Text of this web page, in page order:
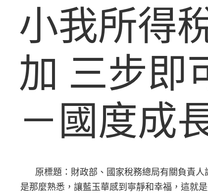
小我所得
加 三步即
－國度成
原標題：財政部、國家稅務總局有關負責人
是那麼熟悉，讓藍玉華感到寧靜和幸福，這就